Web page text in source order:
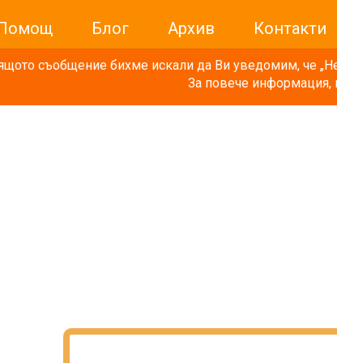
Блог Архив Контакти
съобщение бихме искали да Ви уведомим, че
За повече информация,